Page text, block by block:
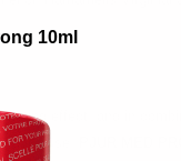
effect, and in
daily use.
PJUR MED
10ml